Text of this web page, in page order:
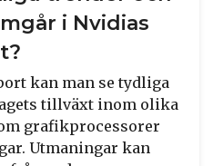
i Nvidias
kan man se tydliga
tillväxt inom olika
grafikprocessorer
Utmaningar kan